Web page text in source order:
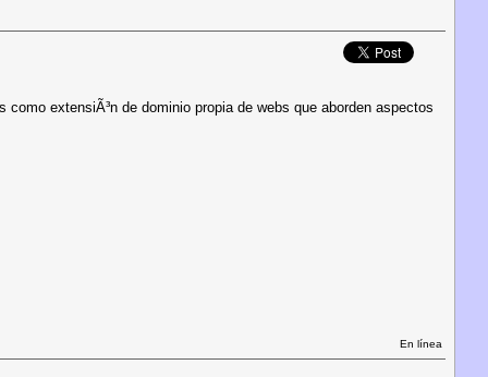
extensiÃ³n de dominio propia de webs que aborden aspectos
En línea